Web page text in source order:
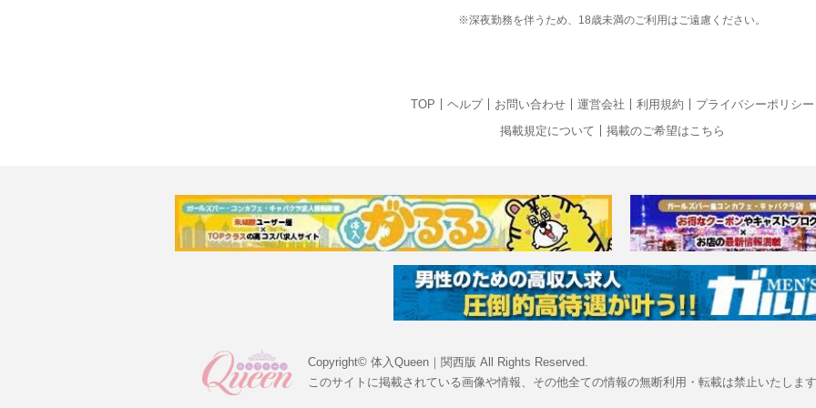
※深夜勤務を伴うため、18歳未満のご利用はご遠慮ください。
TOP ヘルプ お問い合わせ 運営会社 利用規約
プライバシーポリシー
掲載規定について
掲載のご希望はこちら
Copyright© 体入Queen｜関西版 All Rights Reserved.
このサイトに掲載されている画像や情報、その他全ての情報の無断利用・転載は禁止いたしま